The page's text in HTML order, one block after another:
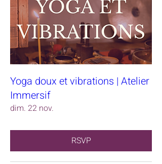
Yoga doux et vibrations | Atelier
Immersif
dim. 22 nov.
RSVP